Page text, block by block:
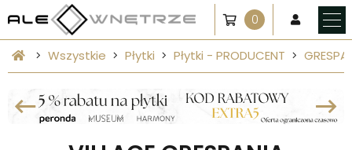
0
Wszystkie Płytki Płytki - PRODUCENT